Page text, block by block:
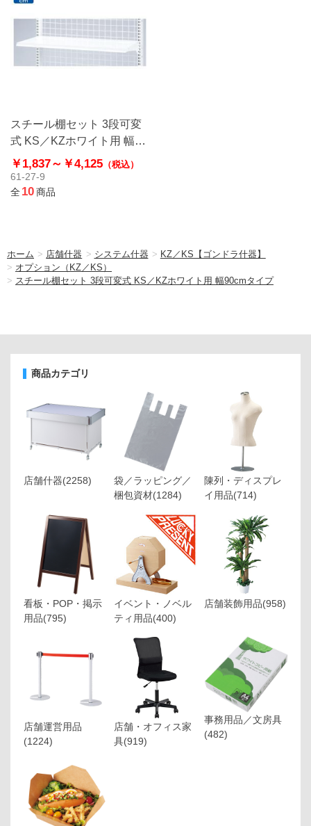
スチール棚セット 3段可変
式 KS／KZホワイト用 幅
90cmタイプ
￥1,837～ ￥4,125 （税込）
61-27-9
全10商品
ホーム > 店舗什器 > システム什器 > KZ／KS【ゴンドラ什器】
> オプション（KZ／KS）
> スチール棚セット 3段可変式 KS／KZホワイト用 幅90cmタイプ
商品カテゴリ
店舗什器(2258)
袋／ラッピング／
梱包資材(1284)
陳列・ディスプレ
イ用品(714)
看板・POP・掲示
用品(795)
イベント・ノベル
ティ用品(400)
店舗装飾用品(958)
店舗運営用品
(1224)
店舗・オフィス家
具(919)
事務用品／文房具
(482)